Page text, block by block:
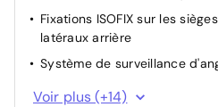
Fixations ISOFIX sur les
latéraux arrière
Système de surveillance
Essuie-vitre avant
Voir plus (+14)